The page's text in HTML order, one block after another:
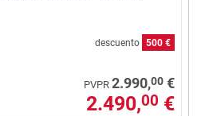
descuento 500 €
PVPR 2.990,00 €
2.490,00 €